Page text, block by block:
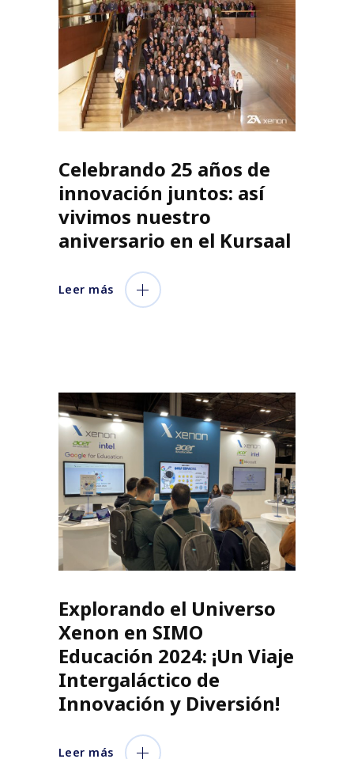
Celebrando 25 años de
innovación juntos: así
vivimos nuestro
aniversario en el Kursaal
Leer más
Explorando el Universo
Xenon en SIMO
Educación 2024: ¡Un Viaje
Intergaláctico de
Innovación y Diversión!
Leer más